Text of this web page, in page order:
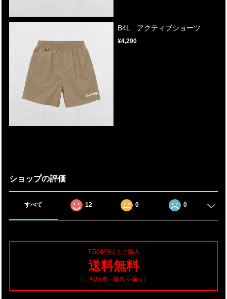
B4L アクティブショーツ
¥4,290
ショップの評価
すべて 12 0 0
7,500円以上ご購入
送料無料
(一部地域・離島を除く)